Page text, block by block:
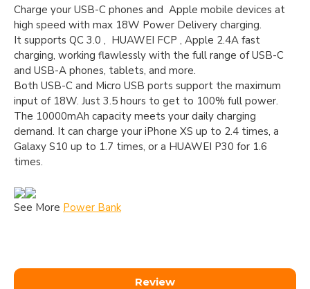
Charge your USB-C phones and Apple mobile devices at
high speed with max 18W Power Delivery charging.
It supports QC 3.0 , HUAWEI FCP , Apple 2.4A fast
charging, working flawlessly with the full range of USB-C
and USB-A phones, tablets, and more.
Both USB-C and Micro USB ports support the maximum
input of 18W. Just 3.5 hours to get to 100% full power.
The 10000mAh capacity meets your daily charging
demand. It can charge your iPhone XS up to 2.4 times, a
Galaxy S10 up to 1.7 times, or a HUAWEI P30 for 1.6
times.
See More Power Bank
Review